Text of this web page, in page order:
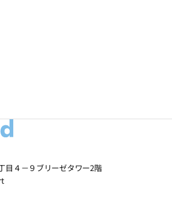
目４－９ブリーゼタワー2階